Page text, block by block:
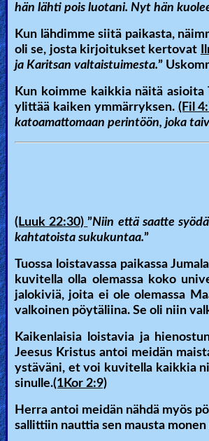
hän lähti pois luotani. Nyt hän
Kun lähdimme siitä paikasta,
oli se, josta kirjoitukset kertovat
ja Karitsan valtaistuimesta.”
Kun koimme kaikkia näitä asioita
ylittää kaiken ymmärryksen. (Fil
katoamattomaan perintöön, joka
(Luuk 22:30)”Niin että saatte
kahtatoista sukukuntaa.”
Tuossa loistavassa paikassa
kuvitella olla olemassa koko
jalokiviä, joita ei ole olemassa
valkoinen pöytäliina. Se oli niin
Kaikenlaisia loistavia ja
Jeesus Kristus antoi meidän
ystäväni, et voi kuvitella kaikkia
sinulle.(1Kor 2:9)
Herra antoi meidän nähdä myös
sallittiin nauttia sen mausta